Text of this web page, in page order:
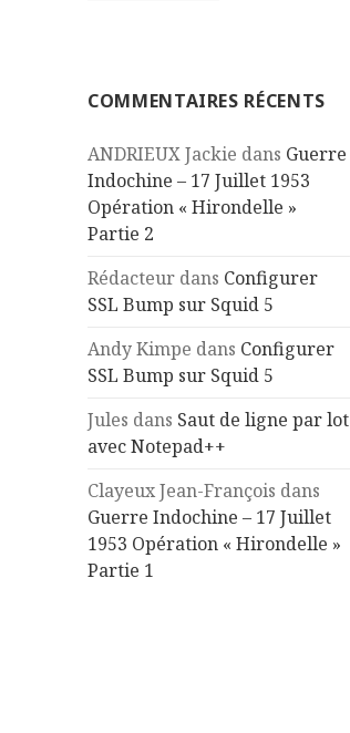
COMMENTAIRES RÉCENTS
ANDRIEUX Jackie dans Guerre
Indochine – 17 Juillet 1953
Opération « Hirondelle »
Partie 2
Rédacteur dans Configurer
SSL Bump sur Squid 5
Andy Kimpe dans Configurer
SSL Bump sur Squid 5
Jules dans Saut de ligne par lot
avec Notepad++
Clayeux Jean-François dans
Guerre Indochine – 17 Juillet
1953 Opération « Hirondelle »
Partie 1